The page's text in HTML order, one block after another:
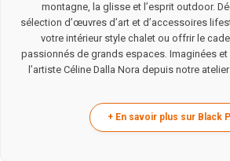
montagne, la glisse et l’esprit outdoor.
sélection d’œuvres d’art et d’accessoires
votre intérieur style chalet ou offrir le
passionnés de grands espaces. Imaginées et
l’artiste Céline Dalla Nora depuis notre